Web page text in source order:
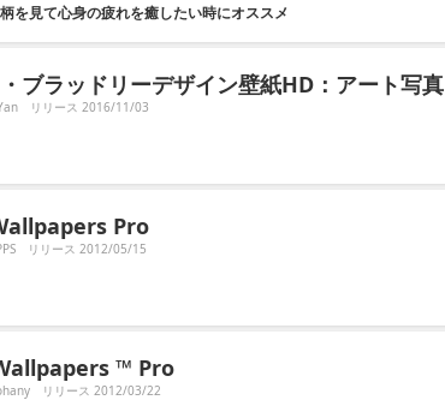
を見て心身の疲れを癒したい時にオススメ
ブラッドリーデザイン壁紙HD：アート写真
リリース 2016/11/03
Pro
リリース 2012/05/15
™ Pro
リリース 2012/03/22